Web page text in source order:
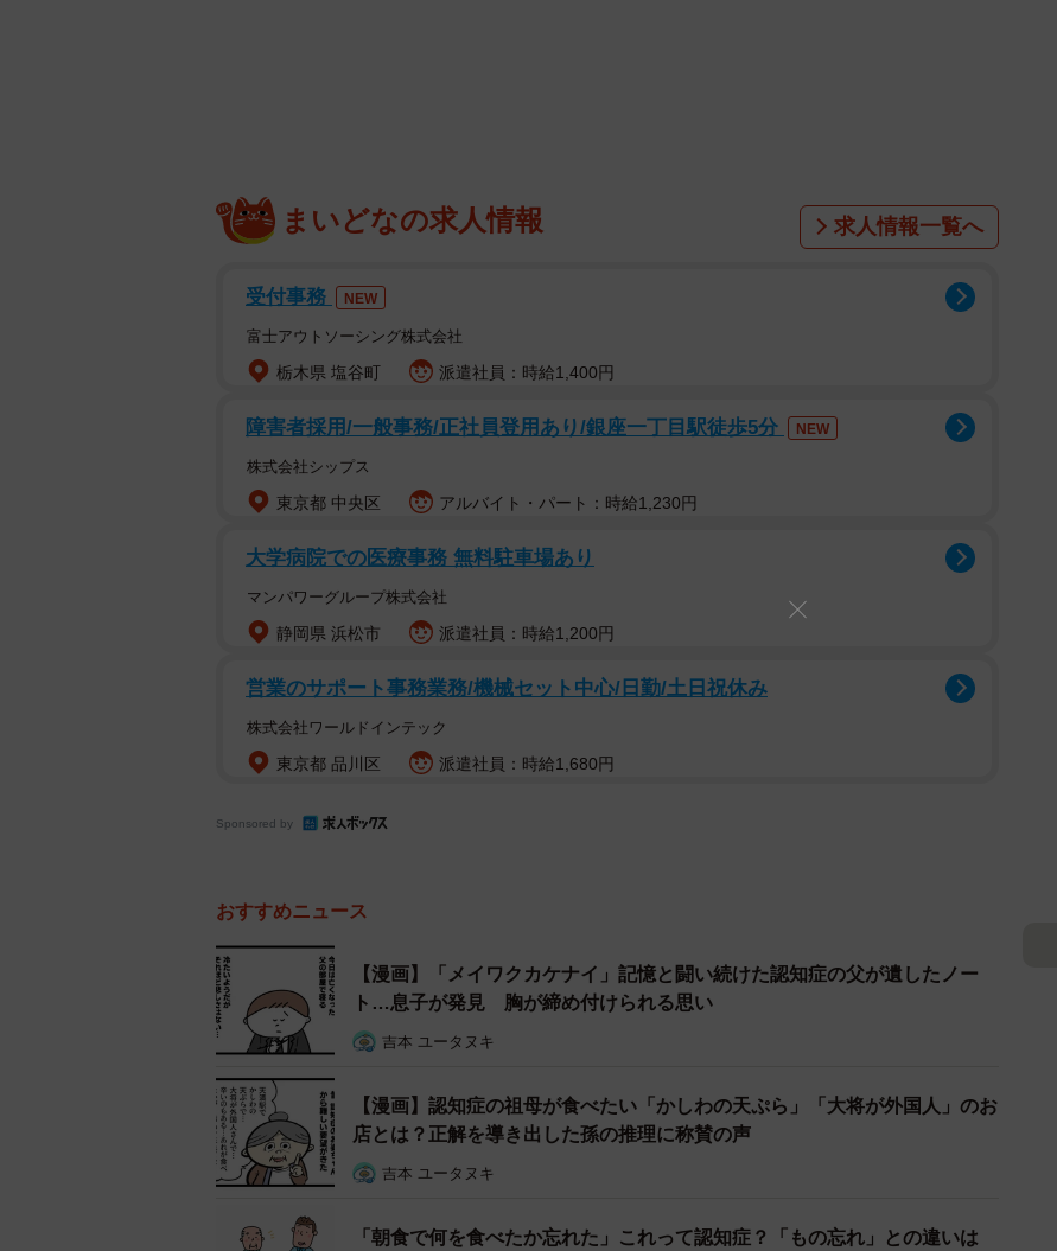
まいどなの求人情報 求人情報一覧へ
受付事務 NEW
富士アウトソーシング株式会社
栃木県 塩谷町 派遣社員：時給1,400円
障害者採用/一般事務/正社員登用あり/銀座一丁目駅徒歩5分 NEW
株式会社シップス
東京都 中央区 アルバイト・パート：時給1,230円
大学病院での医療事務 無料駐車場あり
マンパワーグループ株式会社
静岡県 浜松市 派遣社員：時給1,200円
営業のサポート事務業務/機械セット中心/日勤/土日祝休み
株式会社ワールドインテック
東京都 品川区 派遣社員：時給1,680円
Sponsored by
おすすめニュース
【漫画】「メイワクカケナイ」記憶と闘い続けた認知症の父が遺したノー
ト…息子が発見 胸が締め付けられる思い
吉本 ユータヌキ
【漫画】認知症の祖母が食べたい「かしわの天ぷら」「大将が外国人」のお
店とは？正解を導き出した孫の推理に称賛の声
吉本 ユータヌキ
「朝食で何を食べたか忘れた」これって認知症？「もの忘れ」との違いは